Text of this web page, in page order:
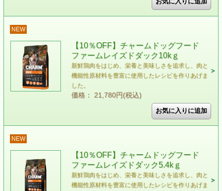
NEW
【10％OFF】チャームドッグフード
ファームレイズドダック10kｇ
新鮮鶏肉をはじめ、栄養と美味しさを追求し、肉と
機能性原材料を豊富に使用したレシピを作りあげま
した。
価格： 21,780円(税込)
NEW
【10％OFF】チャームドッグフード
ファームレイズドダック5.4kｇ
新鮮鶏肉をはじめ、栄養と美味しさを追求し、肉と
機能性原材料を豊富に使用したレシピを作りあげま